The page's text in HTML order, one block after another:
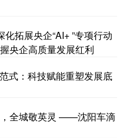
拓展央企“AI+ ”专项行动
央企高质量发展红利
式：科技赋能重塑发展底
全城敬英灵 ——沈阳车滴